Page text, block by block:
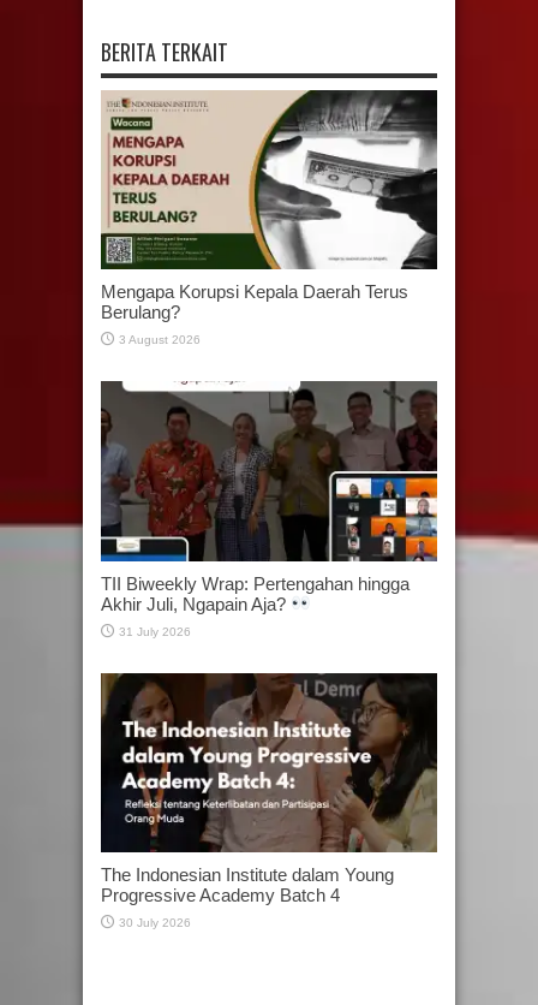
BERITA TERKAIT
Mengapa Korupsi Kepala Daerah Terus
Berulang?
3 August 2026
TII Biweekly Wrap: Pertengahan hingga
Akhir Juli, Ngapain Aja?
31 July 2026
The Indonesian Institute dalam Young
Progressive Academy Batch 4
30 July 2026